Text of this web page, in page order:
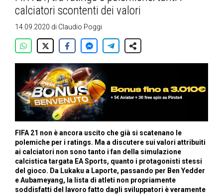
calciatori scontenti dei valori
14.09.2020 di Claudio Poggi
FIFA 21 non è ancora uscito che già si scatenano le
polemiche per i ratings. Ma a discutere sui valori attribuiti
ai calciatori non sono tanto i fan della simulazione
calcistica targata EA Sports, quanto i protagonisti stessi
del gioco. Da Lukaku a Laporte, passando per Ben Yedder
e Aubameyang, la lista di atleti non propriamente
soddisfatti del lavoro fatto dagli sviluppatori è veramente